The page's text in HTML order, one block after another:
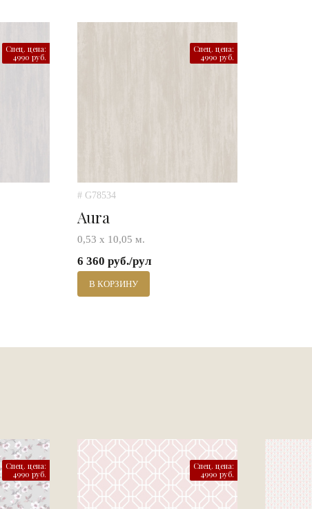
Спец. цена:
4990 руб.
Спец. цена:
4990 руб.
# G78534
Aura
0,53 х 10,05 м.
6 360 руб./рул
В КОРЗИНУ
Спец. цена:
4990 руб.
Спец. цена:
4990 руб.